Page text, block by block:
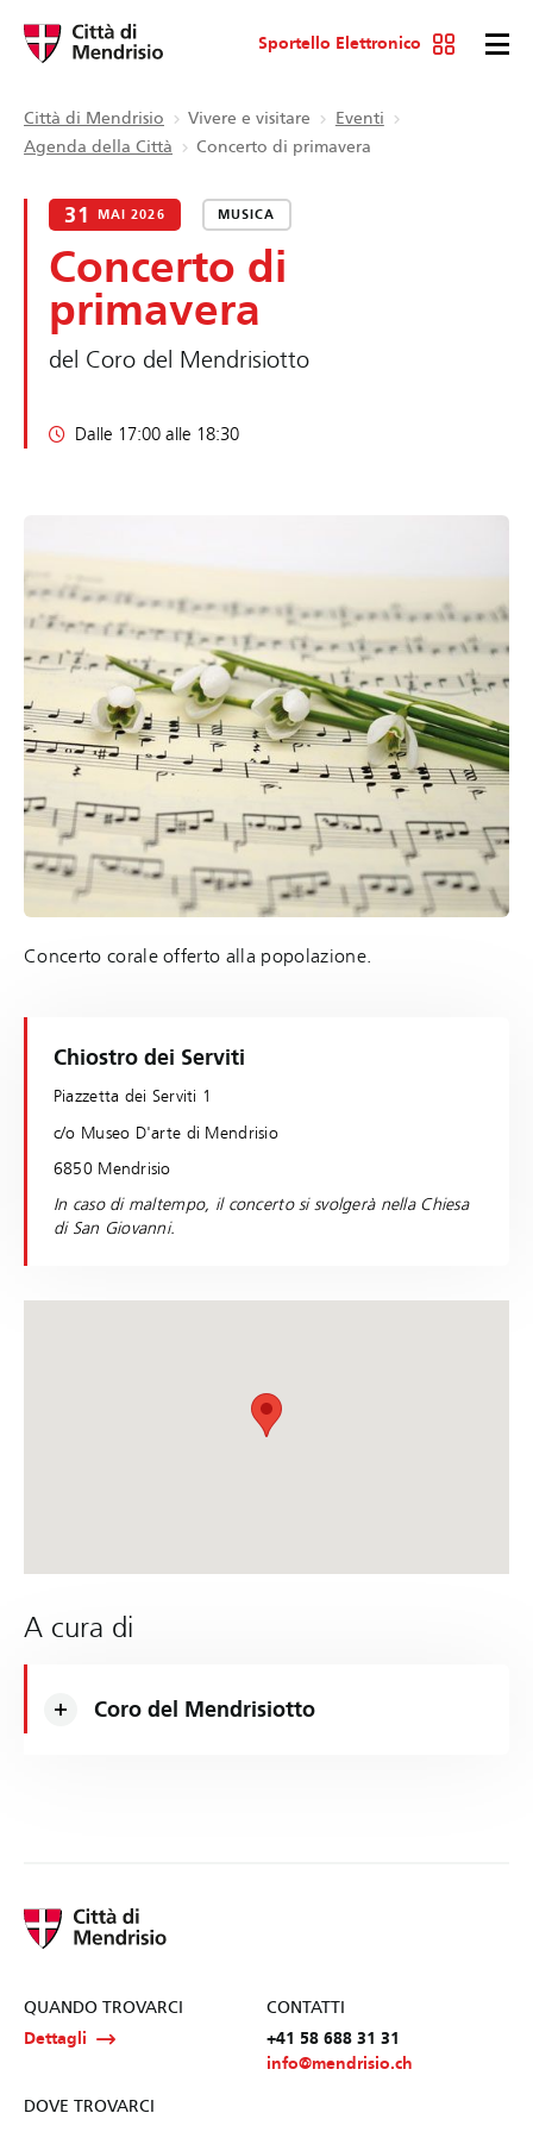
Sportello Elettronico
Città di Mendrisio Vivere e visitare
Eventi
Agenda della Città
Concerto di primavera
31 MAI 2026 MUSICA
Concerto di
primavera
del Coro del Mendrisiotto
Dalle 17:00 alle 18:30
Concerto corale offerto alla popolazione.
Chiostro dei Serviti
Piazzetta dei Serviti 1
c/o Museo D'arte di Mendrisio
6850 Mendrisio
In caso di maltempo, il concerto si svolgerà nella Chiesa
di San Giovanni.
A cura di
Coro del Mendrisiotto
QUANDO TROVARCI
Dettagli
CONTATTI
+41 58 688 31 31
info@mendrisio.ch
DOVE TROVARCI